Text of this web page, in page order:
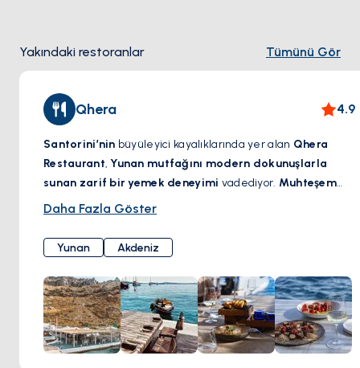
Yakındaki restoranlar Tümünü Gör
Qhera 4.9
Santorini’nin büyüleyici kayalıklarında yer alan Qhera
Restaurant,Yunan mutfağını modern dokunuşlarla
sunan zarif bir yemek deneyimi vadediyor. Muhteşem
kaldera manzarası eşliğinde
adanın büyüleyici atmosferiyle bütünleşiyor. Özel olarak
seçilmiş şaraplar, her yemeği mükemmel bir şekilde
tamamlayarakdamaklarda unutulmaz bir tat bırakıyor.
İsterromantik bir gün batımı yemeği, isterEge’ye karşı
keyifli bir öğle yemeğiolsun,Qhera Restaurant,
Santorini’de benzersiz bir gastronomi deneyimi sunuyor.
Daha Fazla Göster
Yunan Akdeniz